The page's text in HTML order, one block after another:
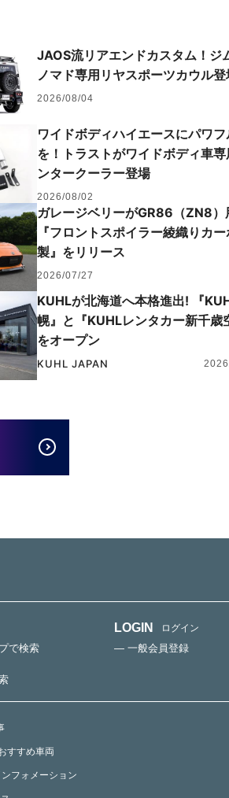
JAOS流リアエンドカスタム！ジ
ノマド専用リヤスポーツカウル登
2026/08/04
ワイドボディハイエースにパワフ
を！トラストがワイドボディ車専
ンタークーラー登場
2026/08/02
ガレージベリーがGR86（ZN8）
『フロントスポイラー綾織りカ
製』をリリース
2026/07/27
KUHLが北海道へ本格進出! 『
幌』と『KUHLレンタカー新千歳
をオープン
KUHL JAPAN
で検索
LOGIN ログイン
— 一般会員登録
すすめ車両
フォメーション